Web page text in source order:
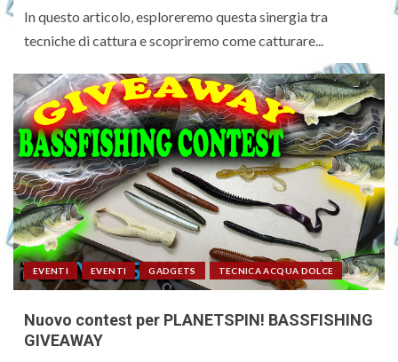
In questo articolo, esploreremo questa sinergia tra
tecniche di cattura e scopriremo come catturare...
EVENTI EVENTI GADGETS TECNICA ACQUA DOLCE
Nuovo contest per PLANETSPIN! BASSFISHING
GIVEAWAY